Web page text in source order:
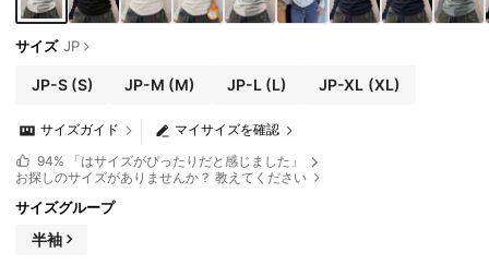
サイズ JP
JP-S(S) JP-M (M) JP-L(L) JP-XL (XL)
マイサイズを確認
サイズガイド
94% 「はサイズがぴったりだと感じました」
お探しのサイズがありませんか？ 教えてください
サイズグループ
半袖